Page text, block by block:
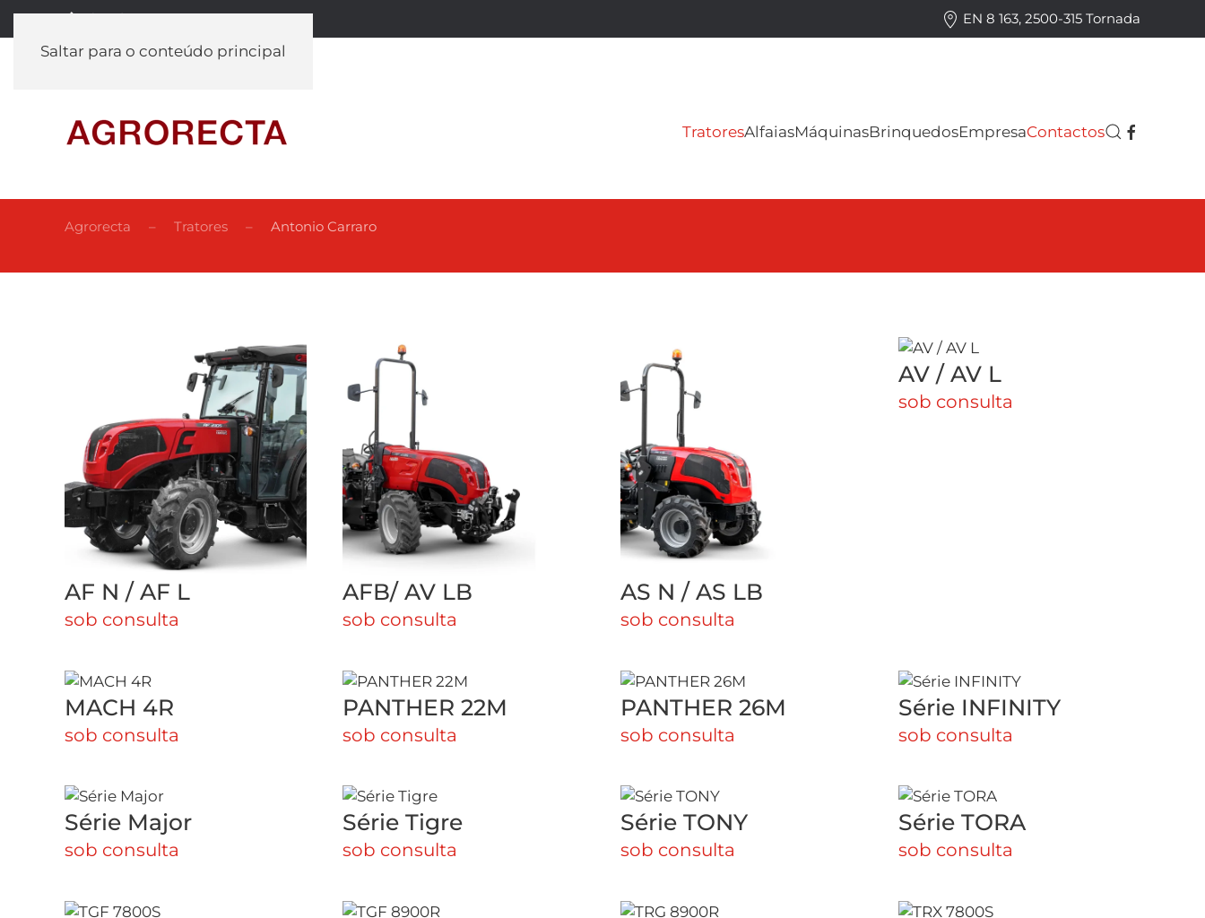
Saltar para o conteúdo principal
(+351) 262 990 697 EN 8 163, 2500-315 Tornada
TratoresAlfaiasMáquinasBrinquedosEmpresaContactos
Agrorecta Tratores Antonio Carraro
AF N / AF L
sob consulta
AFB/ AV LB
sob consulta
AS N / AS LB
sob consulta
AV / AV L
sob consulta
MACH 4R
sob consulta
PANTHER 22M
sob consulta
PANTHER 26M
sob consulta
Série INFINITY
sob consulta
Série Major
sob consulta
Série Tigre
sob consulta
Série TONY
sob consulta
Série TORA
sob consulta